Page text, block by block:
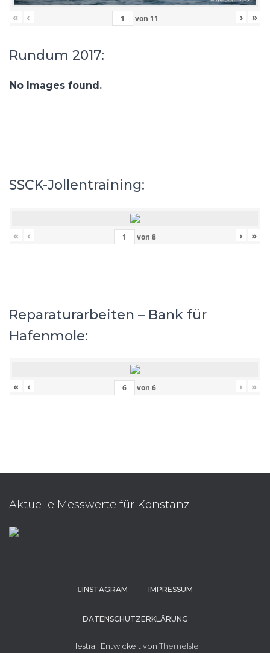
« ‹ von 11 › »
Rundum 2017:
No Images found.
SSCK-Jollentraining:
« ‹ von 8 › »
Reparaturarbeiten – Bank für
Hafenmole:
« ‹ von 6 › »
Aktuelle Messwerte für Konstanz
INSTAGRAM IMPRESSUM
DATENSCHUTZERKLÄRUNG
Hestia | Entwickelt von ThemeIsle